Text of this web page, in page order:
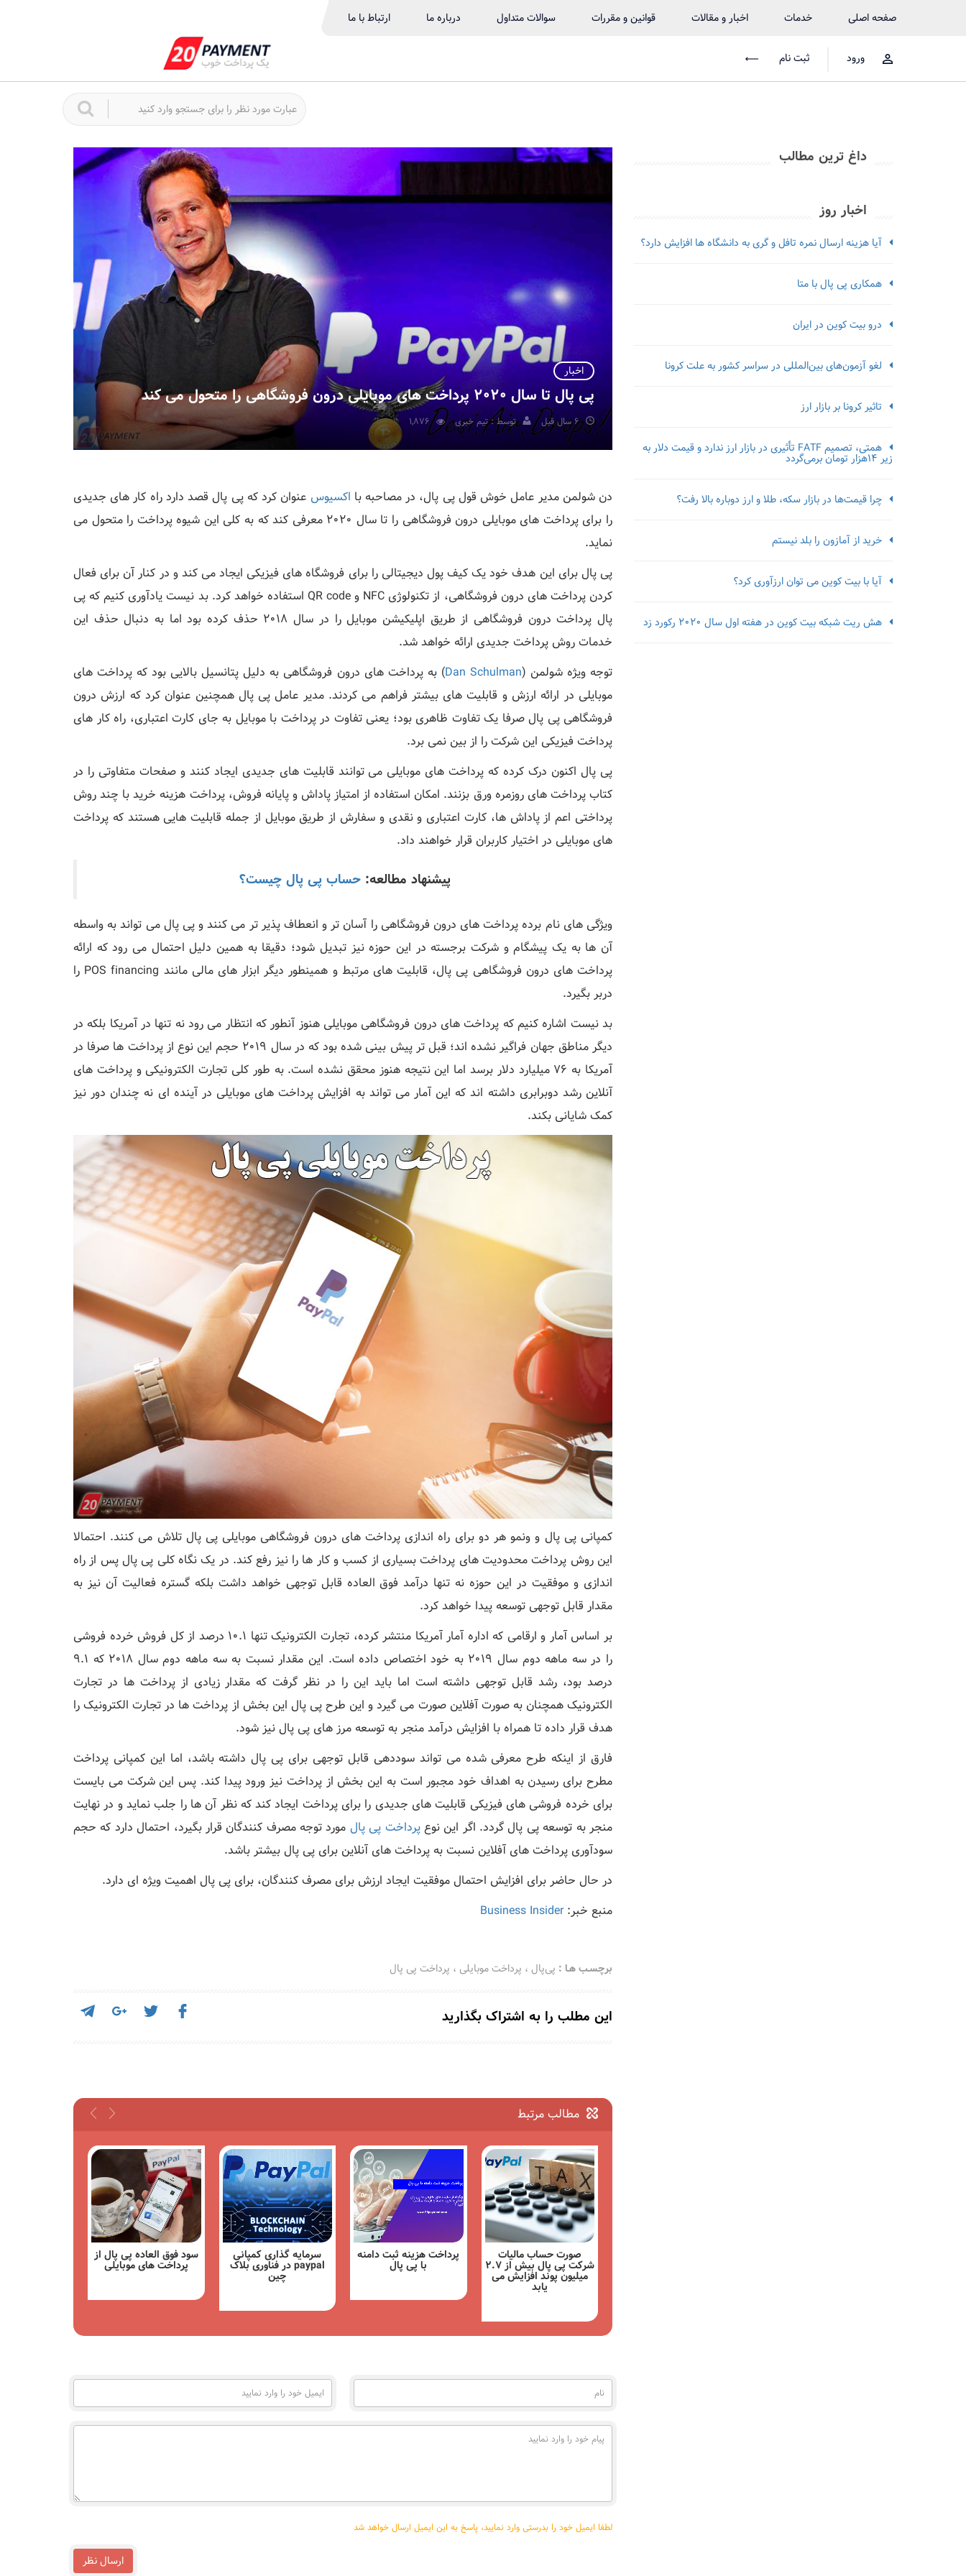
صفحه اصلی خدمات اخبار و مقالات قوانین و مقررات سوالات متداول درباره ما ارتباط با ما
ورود ثبت نام
اخبار
پی پال تا سال 2020 پرداخت های موبایلی درون فروشگاهی را متحول می کند
6 سال قبل توسط : تیم خبری 1,876
دن شولمن مدیر عامل خوش قول پی پال، در مصاحبه با اکسیوس عنوان کرد که پی پال قصد دارد راه کار های جدیدی
را برای پرداخت های موبایلی درون فروشگاهی را تا سال 2020 معرفی کند که به کلی این شیوه پرداخت را متحول می
نماید.
پی پال برای این هدف خود یک کیف پول دیجیتالی را برای فروشگاه های فیزیکی ایجاد می کند و در کنار آن برای فعال
کردن پرداخت های درون فروشگاهی، از تکنولوژی NFC و QR code استفاده خواهد کرد. بد نیست یادآوری کنیم که پی
پال پرداخت درون فروشگاهی از طریق اپلیکیشن موبایل را در سال 2018 حذف کرده بود اما به دنبال حذف این
خدمات روش پرداخت جدیدی ارائه خواهد شد.
توجه ویژه شولمن (Dan Schulman) به پرداخت های درون فروشگاهی به دلیل پتانسیل بالایی بود که پرداخت های
موبایلی در ارائه ارزش و قابلیت های بیشتر فراهم می کردند. مدیر عامل پی پال همچنین عنوان کرد که ارزش درون
فروشگاهی پی پال صرفا یک تفاوت ظاهری بود؛ یعنی تفاوت در پرداخت با موبایل به جای کارت اعتباری، راه کار های
پرداخت فیزیکی این شرکت را از بین نمی برد.
پی پال اکنون درک کرده که پرداخت های موبایلی می توانند قابلیت های جدیدی ایجاد کنند و صفحات متفاوتی را در
کتاب پرداخت های روزمره ورق بزنند. امکان استفاده از امتیاز پاداش و پایانه فروش، پرداخت هزینه خرید با چند روش
پرداختی اعم از پاداش ها، کارت اعتباری و نقدی و سفارش از طریق موبایل از جمله قابلیت هایی هستند که پرداخت
های موبایلی در اختیار کاربران قرار خواهند داد.
پیشنهاد مطالعه: حساب پی پال چیست؟
ویژگی های نام برده پرداخت های درون فروشگاهی را آسان تر و انعطاف پذیر تر می کنند و پی پال می تواند به واسطه
آن ها به یک پیشگام و شرکت برجسته در این حوزه نیز تبدیل شود؛ دقیقا به همین دلیل احتمال می رود که ارائه
پرداخت های درون فروشگاهی پی پال، قابلیت های مرتبط و همینطور دیگر ابزار های مالی مانند POS financing را
دربر بگیرد.
بد نیست اشاره کنیم که پرداخت های درون فروشگاهی موبایلی هنوز آنطور که انتظار می رود نه تنها در آمریکا بلکه در
دیگر مناطق جهان فراگیر نشده اند؛ قبل تر پیش بینی شده بود که در سال 2019 حجم این نوع از پرداخت ها صرفا در
آمریکا به 76 میلیارد دلار برسد اما این نتیجه هنوز محقق نشده است. به طور کلی تجارت الکترونیکی و پرداخت های
آنلاین رشد دوبرابری داشته اند که این آمار می تواند به افزایش پرداخت های موبایلی در آینده ای نه چندان دور نیز
کمک شایانی بکند.
کمپانی پی پال و ونمو هر دو برای راه اندازی پرداخت های درون فروشگاهی موبایلی پی پال تلاش می کنند. احتمالا
این روش پرداخت محدودیت های پرداخت بسیاری از کسب و کار ها را نیز رفع کند. در یک نگاه کلی پی پال پس از راه
اندازی و موفقیت در این حوزه نه تنها درآمد فوق العاده قابل توجهی خواهد داشت بلکه گستره فعالیت آن نیز به
مقدار قابل توجهی توسعه پیدا خواهد کرد.
بر اساس آمار و ارقامی که اداره آمار آمریکا منتشر کرده، تجارت الکترونیک تنها 10.1 درصد از کل فروش خرده فروشی
را در سه ماهه دوم سال 2019 به خود اختصاص داده است. این مقدار نسبت به سه ماهه دوم سال 2018 که 9.1
درصد بود، رشد قابل توجهی داشته است اما باید این را در نظر گرفت که مقدار زیادی از پرداخت ها در تجارت
الکترونیک همچنان به صورت آفلاین صورت می گیرد و این طرح پی پال این بخش از پرداخت ها در تجارت الکترونیک را
هدف قرار داده تا همراه با افزایش درآمد منجر به توسعه مرز های پی پال نیز شود.
فارق از اینکه طرح معرفی شده می تواند سوددهی قابل توجهی برای پی پال داشته باشد، اما این کمپانی پرداخت
مطرح برای رسیدن به اهداف خود مجبور است به این بخش از پرداخت نیز ورود پیدا کند. پس این شرکت می بایست
برای خرده فروشی های فیزیکی قابلیت های جدیدی را برای پرداخت ایجاد کند که نظر آن ها را جلب نماید و در نهایت
منجر به توسعه پی پال گردد. اگر این نوعپرداخت پی پال مورد توجه مصرف کنندگان قرار بگیرد، احتمال دارد که حجم
سودآوری پرداخت های آفلاین نسبت به پرداخت های آنلاین برای پی پال بیشتر باشد.
در حال حاضر برای افزایش احتمال موفقیت ایجاد ارزش برای مصرف کنندگان، برای پی پال اهمیت ویژه ای دارد.
منبع خبر:Business Insider
برچسـب هـا : پی‌پال ، پرداخت موبایلی ، پرداخت پی پال
این مطلب را به اشتراک بگذارید
مطالب مرتبط
اخبار
صورت حساب مالیات
شرکت پی پال بیش از 2.7
میلیون پوند افزایش می
مشاهده
مقالات
پرداخت هزینه ثبت دامنه
با پی پال
سرمایه گذاری کمپانی
paypal در فناوری بلاک
اخبار
سود فوق العاده پی پال از
پرداخت های موبایلی
مشاهده
تفاوت حساب پرسونال و
بیزینس پی پال آموزش
تغییر نوع حساب PayPal
نام
(به
ایمیل
خود
وارد
پیام
خود
لطفا ایمیل خود را بدرستی وارد نمایید، پاسخ به این ایمیل ارسال خواهد شد
ارسال نظر
داغ ترین مطالب
اخبار روز
آیا هزینه ارسال نمره تافل و گری به دانشگاه ها افزایش دارد؟
همکاری پی پال با متا
درو بیت کوین در ایران
لغو آزمون‌‌های بین‌المللی در سراسر کشور به علت کرونا
تاثیر کرونا بر بازار ارز
همتی، تصمیم FATF تأثیری در بازار ارز ندارد و قیمت دلار به
زیر ۱۴هزار تومان برمی‌گردد
چرا قیمت‌ها در بازار سکه، طلا و ارز دوباره بالا رفت؟
خرید از آمازون را بلد نیستم
آیا با بیت کوین می توان ارزآوری کرد؟
هش ریت شبکه بیت کوین در هفته اول سال 2020 رکورد زد